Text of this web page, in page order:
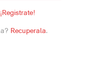
¡Registrate!
Recuperala.